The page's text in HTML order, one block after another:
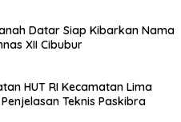
Datar Siap Kibarkan Nama
XII Cibubur
HUT RI Kecamatan Lima
Teknis Paskibra